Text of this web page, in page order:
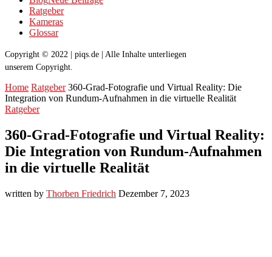
Ratgeber
Kameras
Glossar
Copyright © 2022 | piqs.de | Alle Inhalte unterliegen
unserem Copyright.
Home Ratgeber 360-Grad-Fotografie und Virtual Reality: Die
Integration von Rundum-Aufnahmen in die virtuelle Realität
Ratgeber
360-Grad-Fotografie und Virtual Reality:
Die Integration von Rundum-Aufnahmen
in die virtuelle Realität
written by Thorben Friedrich Dezember 7, 2023